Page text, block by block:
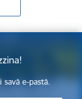
savā e-pastā.